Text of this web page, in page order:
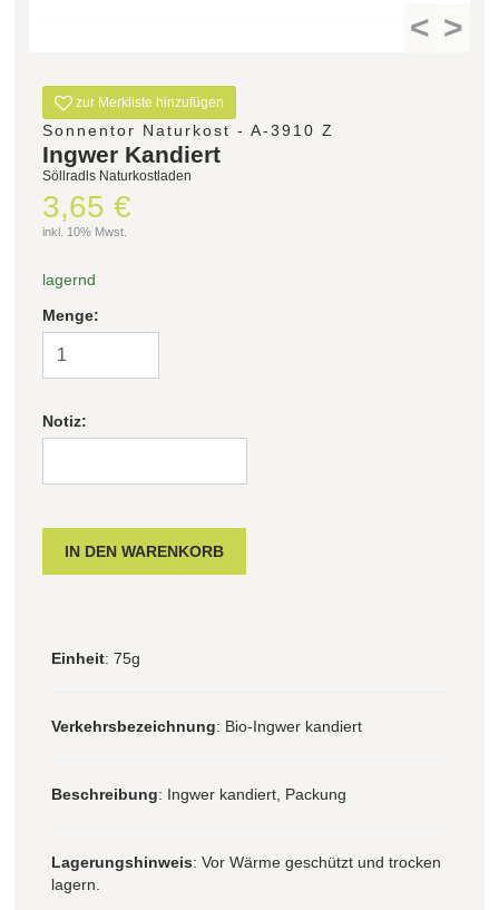
< >
zur Merkliste hinzufügen
Sonnentor Naturkost - A-3910 Z
Ingwer Kandiert
Söllradls Naturkostladen
3,65 €
inkl. 10% Mwst.
lagernd
Menge:
Notiz:
Einheit: 75g
Verkehrsbezeichnung: Bio-Ingwer kandiert
Beschreibung: Ingwer kandiert, Packung
Lagerungshinweis: Vor Wärme geschützt und trocken
lagern.